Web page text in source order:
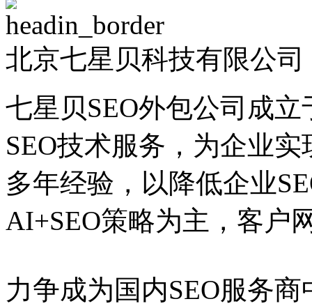
北京七星贝科技有限公
七星贝SEO外包公司成
SEO技术服务，为企业
多年经验，以降低企业
AI+SEO策略为主，客户
力争成为国内SEO服务